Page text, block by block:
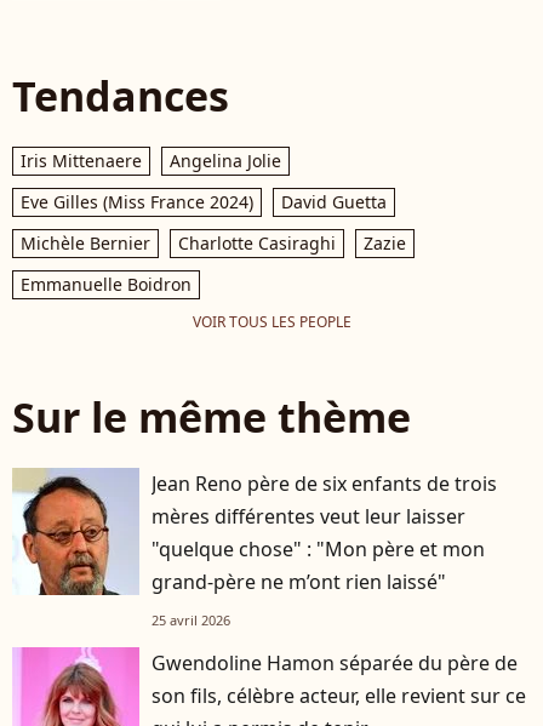
Tendances
Iris Mittenaere
Angelina Jolie
Eve Gilles (Miss France 2024)
David Guetta
Michèle Bernier
Charlotte Casiraghi
Zazie
Emmanuelle Boidron
VOIR TOUS LES PEOPLE
Sur le même thème
Jean Reno père de six enfants de trois
mères différentes veut leur laisser
"quelque chose" : "Mon père et mon
grand-père ne m’ont rien laissé"
25 avril 2026
Gwendoline Hamon séparée du père de
son fils, célèbre acteur, elle revient sur ce